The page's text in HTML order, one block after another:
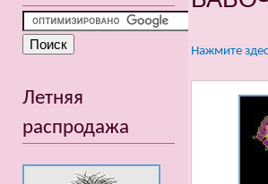
Нажмите
Летняя
распродажа